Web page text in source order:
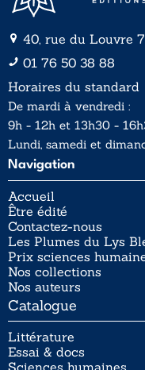
40, rue du Louvre
01 76 50 38 88
Horaires du standard
De mardi à vendredi :
9h - 12h et 13h30 -
Lundi, samedi et
Navigation
Accueil
Être édité
Contactez-nous
Les Plumes du Lys
Prix sciences
Nos collections
Nos auteurs
Catalogue
Littérature
Essai & docs
Sciences humaines